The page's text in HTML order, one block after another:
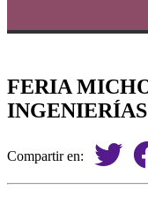
FERIA
INGENIERÍAS
Compartir en: